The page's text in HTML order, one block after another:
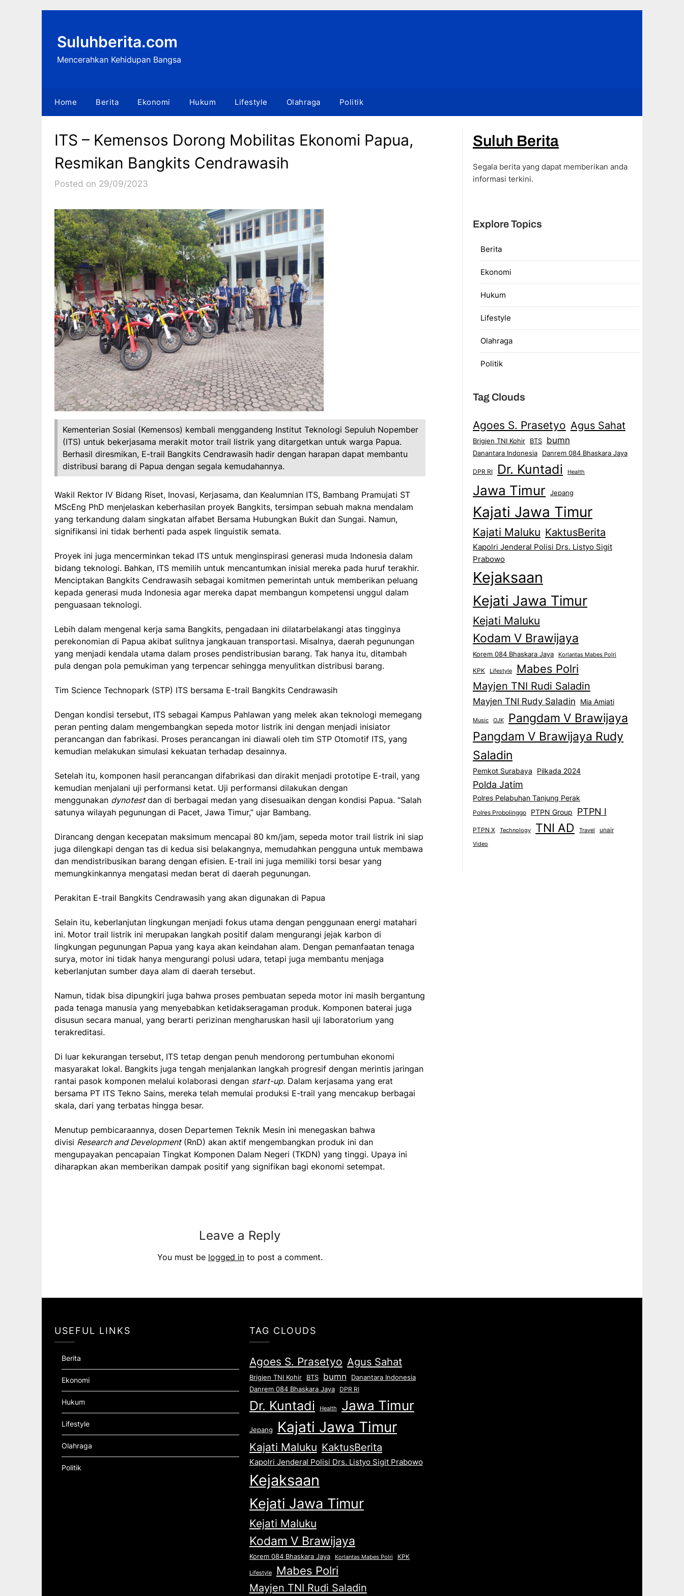
Suluhberita.com
Mencerahkan Kehidupan Bangsa
Home Berita Ekonomi Hukum Lifestyle Olahraga Politik
ITS – Kemensos Dorong Mobilitas Ekonomi Papua,
Resmikan Bangkits Cendrawasih
Posted on 29/09/2023
Kementerian Sosial (Kemensos) kembali menggandeng Institut Teknologi Sepuluh Nopember
(ITS) untuk bekerjasama merakit motor trail listrik yang ditargetkan untuk warga Papua.
Berhasil diresmikan, E-trail Bangkits Cendrawasih hadir dengan harapan dapat membantu
distribusi barang di Papua dengan segala kemudahannya.
Wakil Rektor IV Bidang Riset, Inovasi, Kerjasama, dan Kealumnian ITS, Bambang Pramujati ST
MScEng PhD menjelaskan keberhasilan proyek Bangkits, tersimpan sebuah makna mendalam
yang terkandung dalam singkatan alfabet Bersama Hubungkan Bukit dan Sungai. Namun,
signifikansi ini tidak berhenti pada aspek linguistik semata.
Proyek ini juga mencerminkan tekad ITS untuk menginspirasi generasi muda Indonesia dalam
bidang teknologi. Bahkan, ITS memilih untuk mencantumkan inisial mereka pada huruf terakhir.
Menciptakan Bangkits Cendrawasih sebagai komitmen pemerintah untuk memberikan peluang
kepada generasi muda Indonesia agar mereka dapat membangun kompetensi unggul dalam
penguasaan teknologi.
Lebih dalam mengenal kerja sama Bangkits, pengadaan ini dilatarbelakangi atas tingginya
perekonomian di Papua akibat sulitnya jangkauan transportasi. Misalnya, daerah pegunungan
yang menjadi kendala utama dalam proses pendistribusian barang. Tak hanya itu, ditambah
pula dengan pola pemukiman yang terpencar sehingga menyulitkan distribusi barang.
Tim Science Technopark (STP) ITS bersama E-trail Bangkits Cendrawasih
Dengan kondisi tersebut, ITS sebagai Kampus Pahlawan yang melek akan teknologi memegang
peran penting dalam mengembangkan sepeda motor listrik ini dengan menjadi inisiator
perancangan dan fabrikasi. Proses perancangan ini diawali oleh tim STP Otomotif ITS, yang
kemudian melakukan simulasi kekuatan terhadap desainnya.
Setelah itu, komponen hasil perancangan difabrikasi dan dirakit menjadi prototipe E-trail, yang
kemudian menjalani uji performansi ketat. Uji performansi dilakukan dengan
menggunakan dynotestdan di berbagai medan yang disesuaikan dengan kondisi Papua. “Salah
satunya wilayah pegunungan di Pacet, Jawa Timur,” ujar Bambang.
Dirancang dengan kecepatan maksimum mencapai 80 km/jam, sepeda motor trail listrik ini siap
juga dilengkapi dengan tas di kedua sisi belakangnya, memudahkan pengguna untuk membawa
dan mendistribusikan barang dengan efisien. E-trail ini juga memiliki torsi besar yang
memungkinkannya mengatasi medan berat di daerah pegunungan.
Perakitan E-trail Bangkits Cendrawasih yang akan digunakan di Papua
Selain itu, keberlanjutan lingkungan menjadi fokus utama dengan penggunaan energi matahari
ini. Motor trail listrik ini merupakan langkah positif dalam mengurangi jejak karbon di
lingkungan pegunungan Papua yang kaya akan keindahan alam. Dengan pemanfaatan tenaga
surya, motor ini tidak hanya mengurangi polusi udara, tetapi juga membantu menjaga
keberlanjutan sumber daya alam di daerah tersebut.
Namun, tidak bisa dipungkiri juga bahwa proses pembuatan sepeda motor ini masih bergantung
pada tenaga manusia yang menyebabkan ketidakseragaman produk. Komponen baterai juga
disusun secara manual, yang berarti perizinan mengharuskan hasil uji laboratorium yang
terakreditasi.
Di luar kekurangan tersebut, ITS tetap dengan penuh mendorong pertumbuhan ekonomi
masyarakat lokal. Bangkits juga tengah menjalankan langkah progresif dengan merintis jaringan
rantai pasok komponen melalui kolaborasi dengan start-up. Dalam kerjasama yang erat
bersama PT ITS Tekno Sains, mereka telah memulai produksi E-trail yang mencakup berbagai
skala, dari yang terbatas hingga besar.
Menutup pembicaraannya, dosen Departemen Teknik Mesin ini menegaskan bahwa
divisi Research and Development(RnD) akan aktif mengembangkan produk ini dan
mengupayakan pencapaian Tingkat Komponen Dalam Negeri (TKDN) yang tinggi. Upaya ini
diharapkan akan memberikan dampak positif yang signifikan bagi ekonomi setempat.
Leave a Reply
You must be logged into post a comment.
Suluh Berita
Segala berita yang dapat memberikan anda
informasi terkini.
Explore Topics
Berita
Ekonomi
Hukum
Lifestyle
Olahraga
Politik
Tag Clouds
Agoes S. Prasetyo Agus Sahat
Brigjen TNI Kohir BTS bumn
Danantara Indonesia Danrem 084 Bhaskara Jaya
DPR RI Dr. Kuntadi Health
Jawa Timur Jepang
Kajati Jawa Timur
Kajati Maluku KaktusBerita
Kapolri Jenderal Polisi Drs. Listyo Sigit
Prabowo
Kejaksaan
Kejati Jawa Timur
Kejati Maluku
Kodam V Brawijaya
Korem 084 Bhaskara Jaya Korlantas Mabes Polri
KPK Lifestyle Mabes Polri
Mayjen TNI Rudi Saladin
Mayjen TNI Rudy Saladin Mia Amiati
Music OJK Pangdam V Brawijaya
Pangdam V Brawijaya Rudy
Saladin
Pemkot Surabaya Pilkada 2024
Polda Jatim
Polres Pelabuhan Tanjung Perak
Polres Probolinggo PTPN Group PTPN I
PTPN X Technology TNI AD Travel unair
Video
USEFUL LINKS
Berita
Ekonomi
Hukum
Lifestyle
Olahraga
Politik
TAG CLOUDS
Agoes S. Prasetyo Agus Sahat
Brigjen TNI Kohir BTS bumn
Danantara Indonesia
Danrem 084 Bhaskara Jaya
DPR RI
Dr. Kuntadi Health Jawa Timur
Jepang Kajati Jawa Timur
Kajati Maluku KaktusBerita
Kapolri Jenderal Polisi Drs. Listyo Sigit Prabowo
Kejaksaan
Kejati Jawa Timur
Kejati Maluku
Kodam V Brawijaya
Korem 084 Bhaskara Jaya Korlantas Mabes Polri KPK
Lifestyle Mabes Polri
Mayjen TNI Rudi Saladin